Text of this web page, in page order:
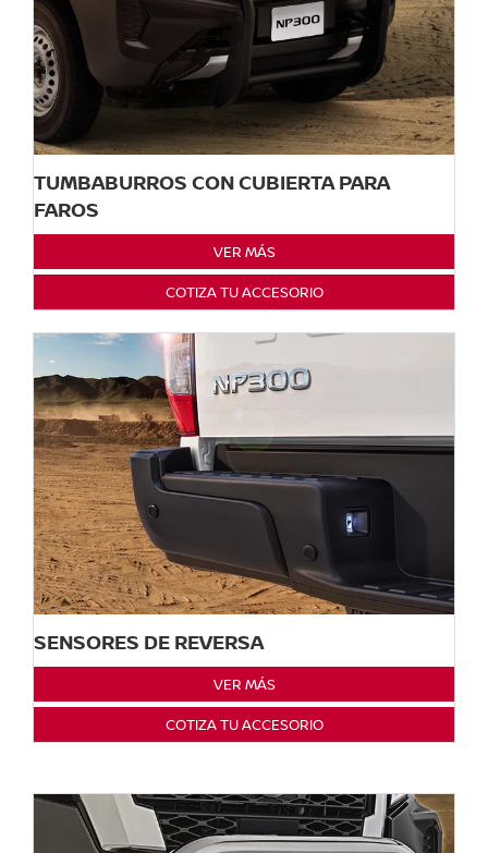
TUMBABURROS CON CUBIERTA PARA
FAROS
VER MÁS
COTIZA TU ACCESORIO
SENSORES DE REVERSA
VER MÁS
COTIZA TU ACCESORIO